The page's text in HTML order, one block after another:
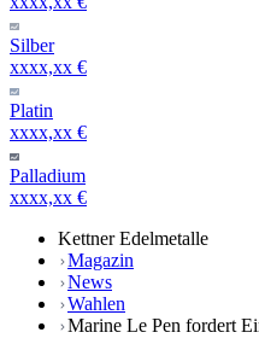
Silber
xxxx,xx €
Platin
xxxx,xx €
Palladium
xxxx,xx €
Kettner Edelmetalle
Magazin
News
Wahlen
Marine Le Pen fordert